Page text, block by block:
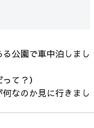
公園で車中泊しまし
て？）
なのか見に行きまし